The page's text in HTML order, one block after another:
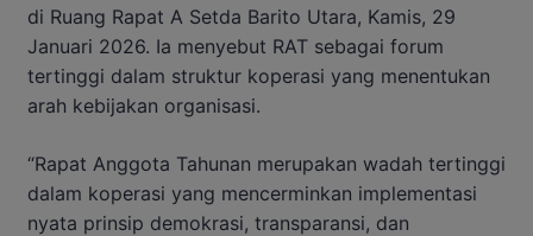
di Ruang Rapat A Setda Barito Utara, Kamis, 29
Januari 2026. Ia menyebut RAT sebagai forum
tertinggi dalam struktur koperasi yang menentukan
arah kebijakan organisasi.
“Rapat Anggota Tahunan merupakan wadah tertinggi
dalam koperasi yang mencerminkan implementasi
nyata prinsip demokrasi, transparansi, dan